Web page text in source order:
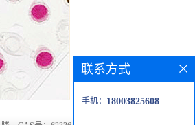
联系方式
手机： 18003825608